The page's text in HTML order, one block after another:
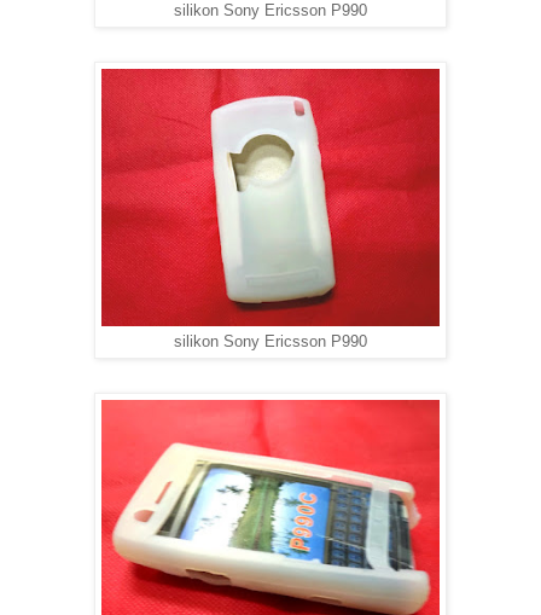
silikon Sony Ericsson P990
silikon Sony Ericsson P990